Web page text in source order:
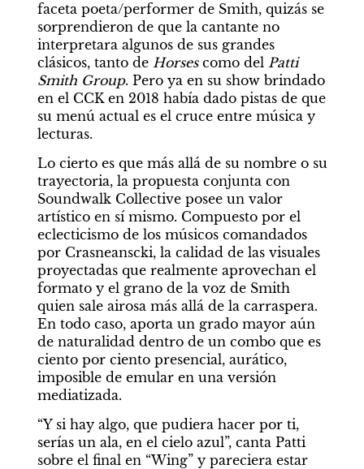
faceta poeta/performer de Smith, quizás se
sorprendieron de que la cantante no
interpretara algunos de sus grandes
clásicos, tanto de Horses como del Patti
Smith Group. Pero ya en su show brindado
en el CCK en 2018 había dado pistas de que
su menú actual es el cruce entre música y
lecturas.
Lo cierto es que más allá de su nombre o su
trayectoria, la propuesta conjunta con
Soundwalk Collective posee un valor
artístico en sí mismo. Compuesto por el
eclecticismo de los músicos comandados
por Crasneanscki, la calidad de las visuales
proyectadas que realmente aprovechan el
formato y el grano de la voz de Smith
quien sale airosa más allá de la carraspera.
En todo caso, aporta un grado mayor aún
de naturalidad dentro de un combo que es
ciento por ciento presencial, aurático,
imposible de emular en una versión
mediatizada.
“Y si hay algo, que pudiera hacer por ti,
serías un ala, en el cielo azul”, canta Patti
sobre el final en “Wing” y pareciera estar